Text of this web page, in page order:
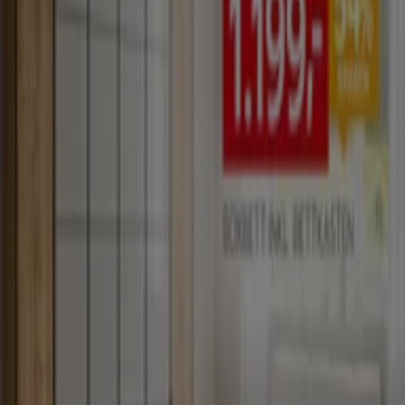
BESTE Marken • Auswahl Services • Preise